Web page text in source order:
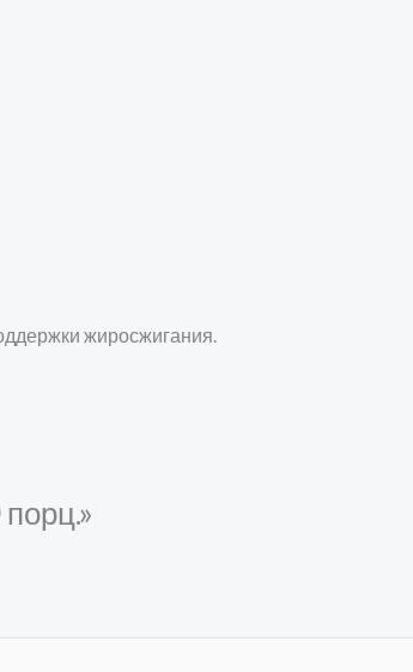
жиросжигания.